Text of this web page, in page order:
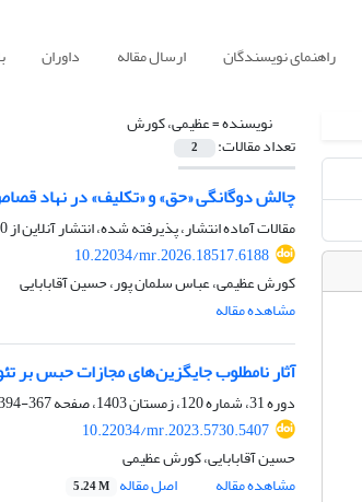
راهنمای نویسندگان ارسال مقاله داوران
نویسنده =عظیمی، کورش
تعداد مقالات: 2
چالش دوگانگی «حق» و «تکلیف» در نهاد
مقالات آماده انتشار، پذیرفته شده، انتشار آنلاین از10
10.22034/mr.2026.18517.6188
کورش عظیمی، عباس سلمان پور، حسین آقابابایی
مشاهده مقاله
آثار نامطلوب جایگزین‌های مجازات حبس بر
دوره 31، شماره 120، زمستان 1403، صفحه
367-394
10.22034/mr.2023.5730.5407
حسین آقابابایی، کورش عظیمی
مشاهده مقاله
اصل مقاله 5.24 M